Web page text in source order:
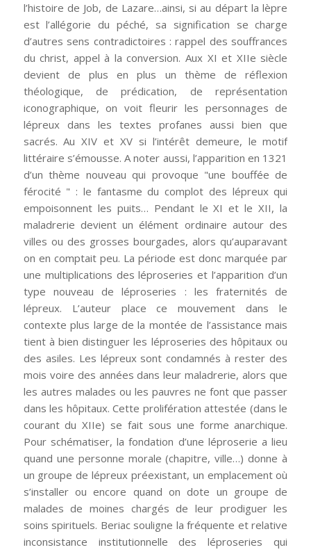
l’histoire de Job, de Lazare…ainsi, si au départ la lèpre
est l’allégorie du péché, sa signification se charge
d’autres sens contradictoires : rappel des souffrances
du christ, appel à la conversion. Aux XI et XIIe siècle
devient de plus en plus un thème de réflexion
théologique, de prédication, de représentation
iconographique, on voit fleurir les personnages de
lépreux dans les textes profanes aussi bien que
sacrés. Au XIV et XV si l’intérêt demeure, le motif
littéraire s’émousse. A noter aussi, l’apparition en 1321
d’un thème nouveau qui provoque "une bouffée de
férocité " : le fantasme du complot des lépreux qui
empoisonnent les puits… Pendant le XI et le XII, la
maladrerie devient un élément ordinaire autour des
villes ou des grosses bourgades, alors qu’auparavant
on en comptait peu. La période est donc marquée par
une multiplications des léproseries et l’apparition d’un
type nouveau de léproseries : les fraternités de
lépreux. L’auteur place ce mouvement dans le
contexte plus large de la montée de l’assistance mais
tient à bien distinguer les léproseries des hôpitaux ou
des asiles. Les lépreux sont condamnés à rester des
mois voire des années dans leur maladrerie, alors que
les autres malades ou les pauvres ne font que passer
dans les hôpitaux. Cette prolifération attestée (dans le
courant du XIIe) se fait sous une forme anarchique.
Pour schématiser, la fondation d’une léproserie a lieu
quand une personne morale (chapitre, ville…) donne à
un groupe de lépreux préexistant, un emplacement où
s’installer ou encore quand on dote un groupe de
malades de moines chargés de leur prodiguer les
soins spirituels. Beriac souligne la fréquente et relative
inconsistance institutionnelle des léproseries qui